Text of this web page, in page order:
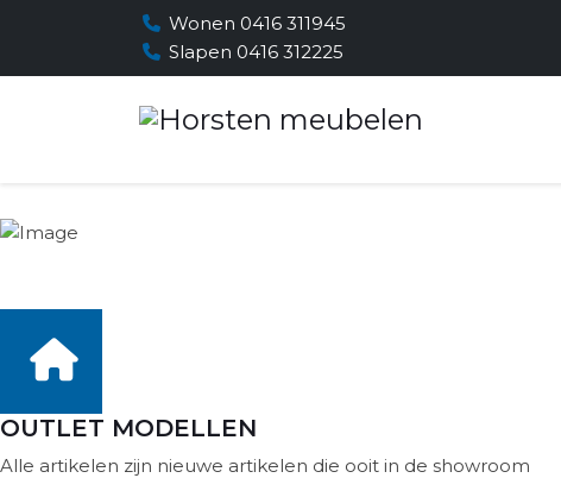
Wonen 0416 311945
Slapen 0416 312225
OUTLET MODELLEN
Alle artikelen zijn nieuwe artikelen die ooit in de showroom